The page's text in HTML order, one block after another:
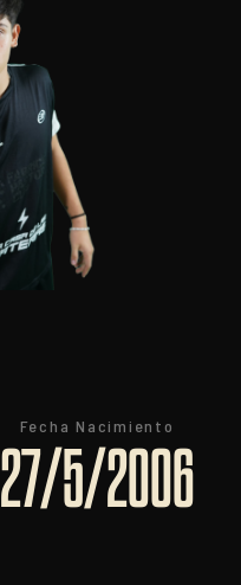
Fecha Nacimiento
27/5/2006